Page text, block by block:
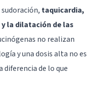
taquicardia,
la dilatación de las
no realizan
y una dosis alta no es
de lo que